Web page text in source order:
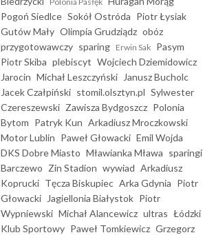
Pogoń Siedlce Sokół Ostróda Piotr Łysiak
Gutów Mały Olimpia Grudziądz obóz
przygotowawczy sparing Erwin Sak Pasym
Piotr Skiba plebiscyt Wojciech Dziemidowicz
Jarocin Michał Leszczyński
Janusz Bucholc
Jacek Czałpiński stomil.olsztyn.pl Sylwester
Czereszewski Zawisza Bydgoszcz Polonia
Bytom Patryk Kun Arkadiusz Mroczkowski
Motor Lublin Paweł Głowacki Emil Wojda
DKS Dobre Miasto Mławianka Mława sparingi
Barczewo Zin Stadion wywiad Arkadiusz
Koprucki Tęcza Biskupiec Arka Gdynia Piotr
Głowacki
Jagiellonia Białystok Piotr
Wypniewski Michał Alancewicz ultras Łódzki
Klub Sportowy Paweł Tomkiewicz Grzegorz